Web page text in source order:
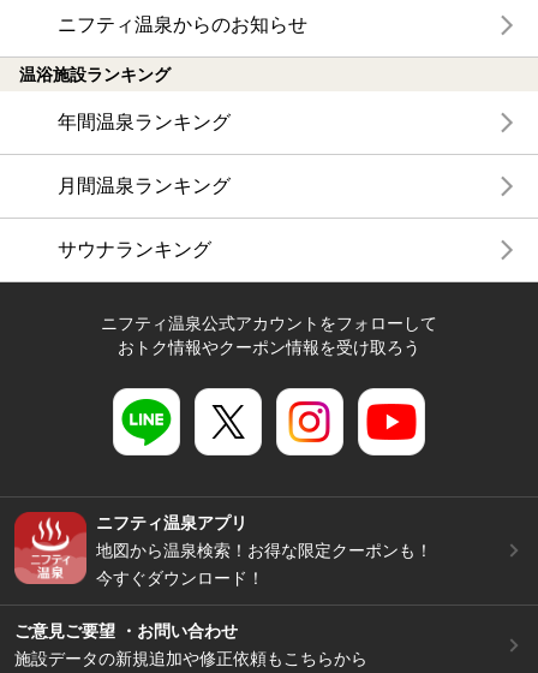
ニフティ温泉からのお知らせ
温浴施設ランキング
年間温泉ランキング
月間温泉ランキング
サウナランキング
ニフティ温泉公式アカウントをフォローして
おトク情報やクーポン情報を受け取ろう
ニフティ温泉アプリ
地図から温泉検索！お得な限定クーポンも！
今すぐダウンロード！
ご意見ご要望 ・お問い合わせ
施設データの新規追加や修正依頼もこちらから